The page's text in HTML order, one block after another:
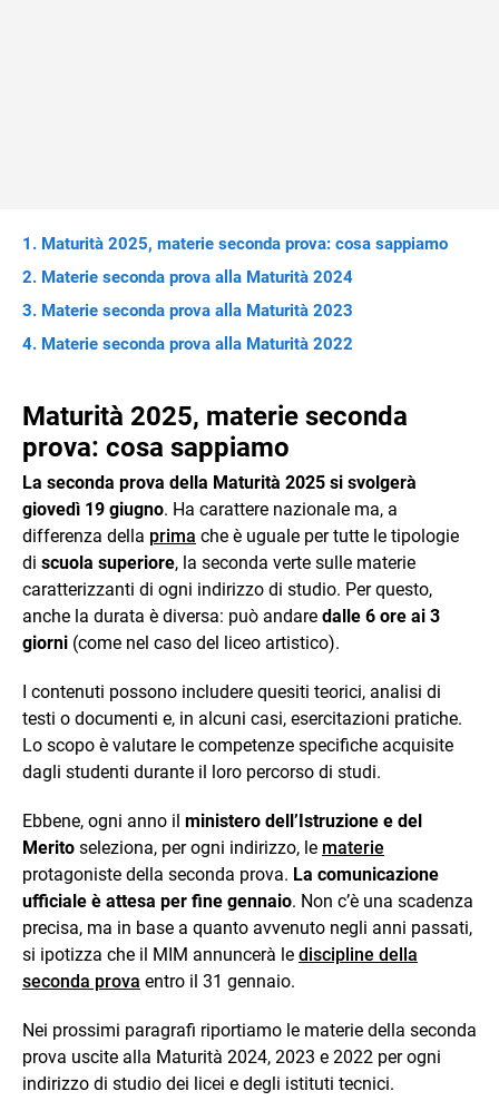
Maturità 2025, materie seconda prova: cosa sappiamo
Materie seconda prova alla Maturità 2024
Materie seconda prova alla Maturità 2023
Materie seconda prova alla Maturità 2022
Maturità 2025, materie seconda
prova: cosa sappiamo
La seconda prova della Maturità 2025 si svolgerà
giovedì 19 giugno. Ha carattere nazionale ma, a
differenza della prima che è uguale per tutte le tipologie
di scuola superiore, la seconda verte sulle materie
caratterizzanti di ogni indirizzo di studio. Per questo,
anche la durata è diversa: può andare dalle 6 ore ai 3
giorni (come nel caso del liceo artistico).
I contenuti possono includere quesiti teorici, analisi di
testi o documenti e, in alcuni casi, esercitazioni pratiche.
Lo scopo è valutare le competenze specifiche acquisite
dagli studenti durante il loro percorso di studi.
Ebbene, ogni anno il ministero dell’Istruzione e del
Merito seleziona, per ogni indirizzo, le materie
protagoniste della seconda prova. La comunicazione
ufficiale è attesa per fine gennaio. Non c’è una scadenza
precisa, ma in base a quanto avvenuto negli anni passati,
si ipotizza che il MIM annuncerà le discipline della
seconda prova entro il 31 gennaio.
Nei prossimi paragrafi riportiamo le materie della seconda
prova uscite alla Maturità 2024, 2023 e 2022 per ogni
indirizzo di studio dei licei e degli istituti tecnici.